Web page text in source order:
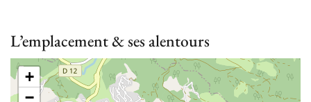
L’emplacement & ses alentours
+
−